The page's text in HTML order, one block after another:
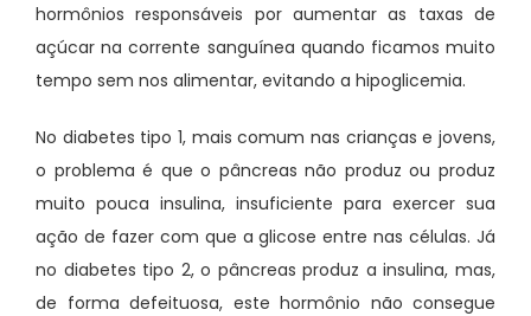
hormônios responsáveis por aumentar as taxas de
açúcar na corrente sanguínea quando ficamos muito
tempo sem nos alimentar, evitando a hipoglicemia.
No diabetes tipo 1, mais comum nas crianças e jovens,
o problema é que o pâncreas não produz ou produz
muito pouca insulina, insuficiente para exercer sua
ação de fazer com que a glicose entre nas células. Já
no diabetes tipo 2, o pâncreas produz a insulina, mas,
de forma defeituosa, este hormônio não consegue